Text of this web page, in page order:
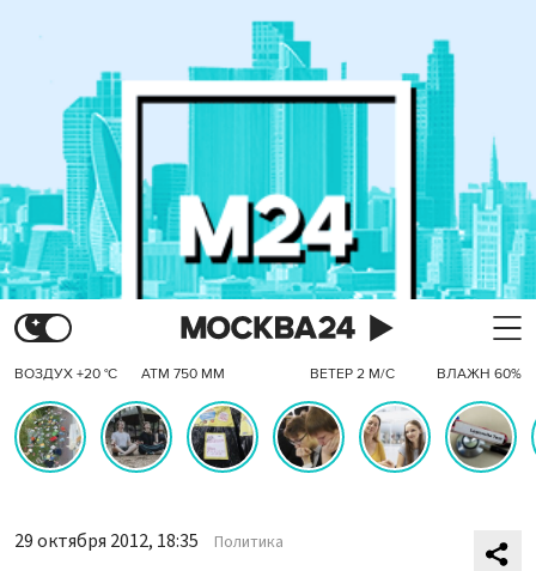
ВОЗДУХ +20 °C АТМ 750 ММ ВЕТЕР 2 М/С ВЛАЖН 60%
29 октября 2012, 18:35 Политика